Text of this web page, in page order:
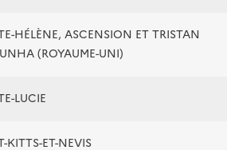
HÉLÈNE, ASCENSION ET TRISTAN
(ROYAUME-UNI)
LUCIE
KITTS-ET-NEVIS